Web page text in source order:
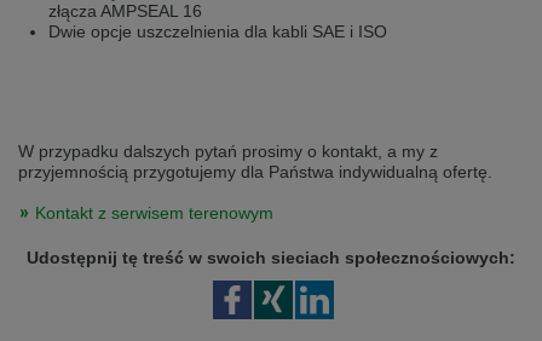
złącza AMPSEAL 16
Dwie opcje uszczelnienia dla kabli SAE i ISO
W przypadku dalszych pytań prosimy o kontakt, a my z
przyjemnością przygotujemy dla Państwa indywidualną ofertę.
Kontakt z serwisem terenowym
Udostępnij tę treść w swoich sieciach społecznościowych: